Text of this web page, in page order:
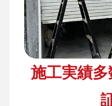
施工実績